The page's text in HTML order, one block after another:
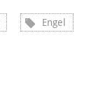
Engel